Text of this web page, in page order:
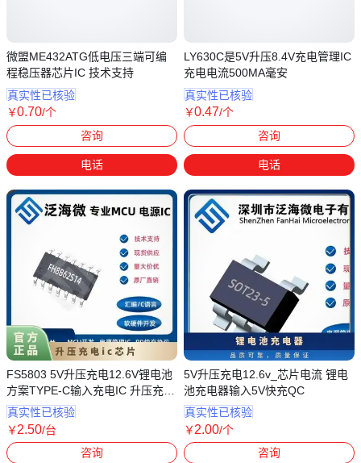
微盟ME432ATG低电压三端可编
程稳压器芯片IC 技术支持
真实性已核验
￥0.70/个
咨询
电话
FS5803 5V升压充电12.6V锂电池
方案TYPE-C输入充电IC 升压充电
芯片
真实性已核验
￥2.50/台
广东深圳
咨询
LY630C是5V升压8.4V充电管理IC
充电电流500MA毫安
真实性已核验
￥0.47/个
咨询
电话
5V升压充电12.6v_芯片电流 锂电
池充电器输入5V快充QC
真实性已核验
￥2.00/个
咨询